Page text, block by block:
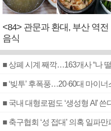
<84> 관문과 환대, 부산 역전
음식
■ 상폐 시계 째깍…163개사 “나
■ ‘빚투’ 후폭풍…20·60대 마이
■ 국내 대형로펌도 ‘생성형 AI’ 쓴